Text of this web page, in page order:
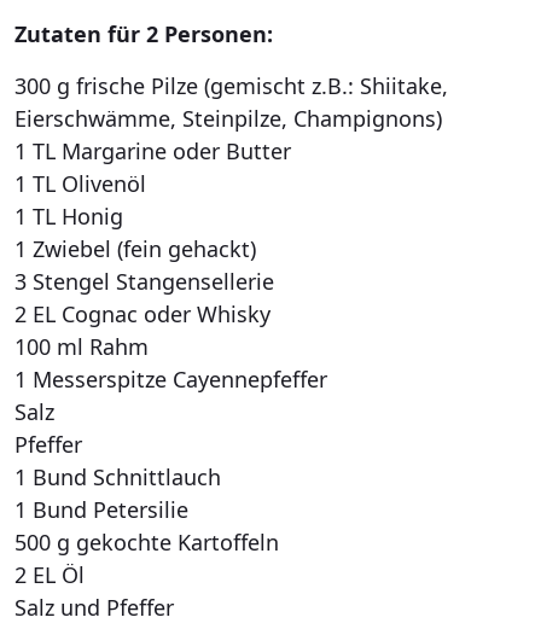
Zutaten für 2 Personen:
300 g frische Pilze (gemischt z.B.: Shiitake,
Eierschwämme, Steinpilze, Champignons)
1 TL Margarine oder Butter
1 TL Olivenöl
1 TL Honig
1 Zwiebel (fein gehackt)
3 Stengel Stangensellerie
2 EL Cognac oder Whisky
100 ml Rahm
1 Messerspitze Cayennepfeffer
Salz
Pfeffer
1 Bund Schnittlauch
1 Bund Petersilie
500 g gekochte Kartoffeln
2 EL Öl
Salz und Pfeffer